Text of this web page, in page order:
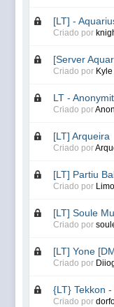
[LT] -
Criado por
[Server
Criado por
LT -
Criado por
[LT] Arqueira
Criado por
[LT] Partiu
Criado por
[LT] Soule
Criado por
[LT] Yone
Criado por
{LT} Tekkon
Criado por